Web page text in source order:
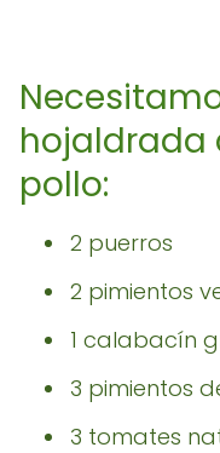
hojaldrada
pollo:
2 puerros
2 pimientos
1 calabacín
3 pimientos
3 tomates